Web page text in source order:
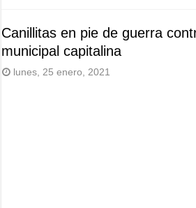
Canillitas en pie de guerra
municipal capitalina
lunes, 25 enero, 2021